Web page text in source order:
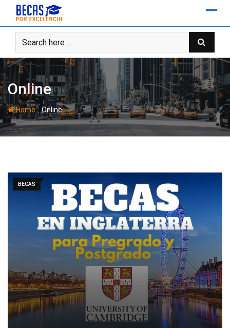
content
Online
Home-Online
BECAS